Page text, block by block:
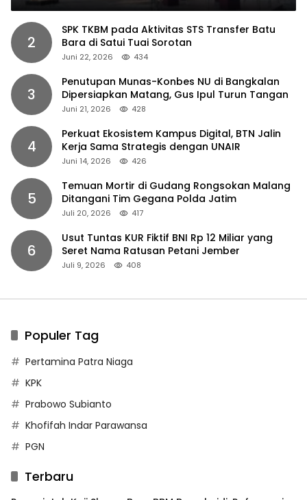
2
SPK TKBM pada Aktivitas STS Transfer Batu
Bara di Satui Tuai Sorotan
Juni 22, 2026 434
3
Penutupan Munas-Konbes NU di Bangkalan
Dipersiapkan Matang, Gus Ipul Turun Tangan
Juni 21, 2026 428
4
Perkuat Ekosistem Kampus Digital, BTN Jalin
Kerja Sama Strategis dengan UNAIR
Juni 14, 2026 426
5
Temuan Mortir di Gudang Rongsokan Malang
Ditangani Tim Gegana Polda Jatim
Juli 20, 2026 417
6
Usut Tuntas KUR Fiktif BNI Rp 12 Miliar yang
Seret Nama Ratusan Petani Jember
Juli 9, 2026 408
Populer Tag
Pertamina Patra Niaga
KPK
Prabowo Subianto
Khofifah Indar Parawansa
PGN
Terbaru